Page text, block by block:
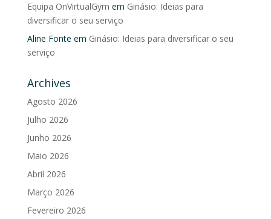
Equipa OnVirtualGym em Ginásio: Ideias para
diversificar o seu serviço
Aline Fonte em Ginásio: Ideias para diversificar o seu
serviço
Archives
Agosto 2026
Julho 2026
Junho 2026
Maio 2026
Abril 2026
Março 2026
Fevereiro 2026